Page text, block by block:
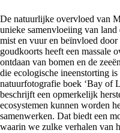
De natuurlijke overvloed van
unieke samenvloeiing van
mist en vuur en beïnvloed
goudkoorts heeft een massale
ontdaan van bomen en de
die ecologische ineenstorting
natuurfotografie boek ‘Bay of
beschrijft een opmerkelijk
ecosystemen kunnen worden
samenwerken. Dat biedt een
waarin we zulke verhalen van